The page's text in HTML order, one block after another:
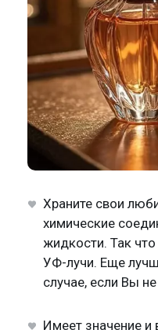
Храните свои
химические
жидкости. Так
УФ-лучи. Еще
случае, если Вы
Имеет значение и